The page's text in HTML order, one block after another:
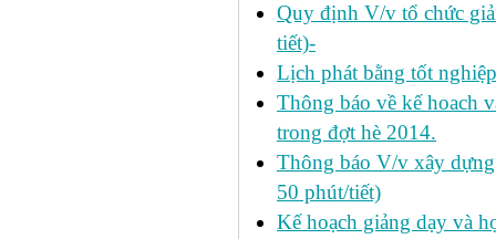
Quy định V/v tổ chức
tiết)-
Lịch phát bằng tốt
Thông báo về kế hoach
trong đợt hè 2014.
Thông báo V/v xây
50 phút/tiết)
Kế hoạch giảng dạy và